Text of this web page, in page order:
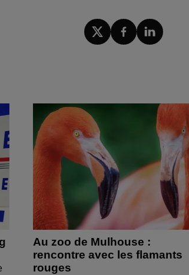
Au zoo de Mulhouse :
rencontre avec les flamants
rouges